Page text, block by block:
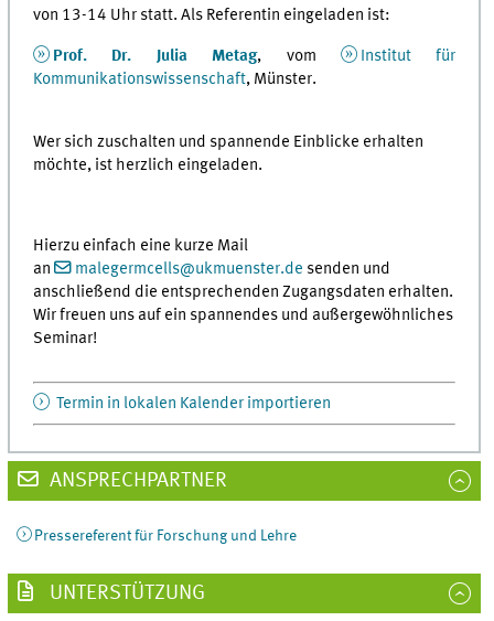
von 13-14 Uhr statt. Als Referentin eingeladen ist:
Prof. Dr. Julia Metag, vom
Institut für
Kommunikationswissenschaft, Münster.
Wer sich zuschalten und spannende Einblicke erhalten
möchte, ist herzlich eingeladen.
Hierzu einfach eine kurze Mail
an
malegermcells@ukmuenster.de senden und
anschließend die entsprechenden Zugangsdaten erhalten.
Wir freuen uns auf ein spannendes und außergewöhnliches
Seminar!
Termin in lokalen Kalender importieren
ANSPRECHPARTNER
Pressereferent für Forschung und Lehre
UNTERSTÜTZUNG